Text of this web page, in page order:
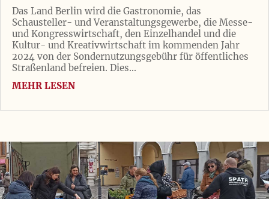
Das Land Berlin wird die Gastronomie, das
Schausteller- und Veranstaltungsgewerbe, die Messe-
und Kongresswirtschaft, den Einzelhandel und die
Kultur- und Kreativwirtschaft im kommenden Jahr
2024 von der Sondernutzungsgebühr für öffentliches
Straßenland befreien. Dies...
MEHR LESEN